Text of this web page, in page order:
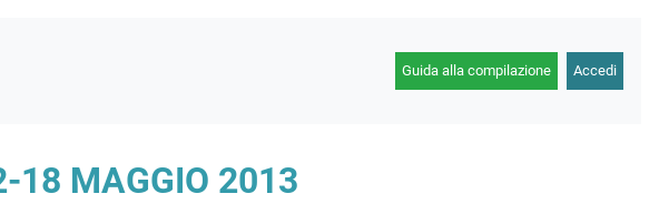
Guida alla compilazione Accedi
18 MAGGIO 2013